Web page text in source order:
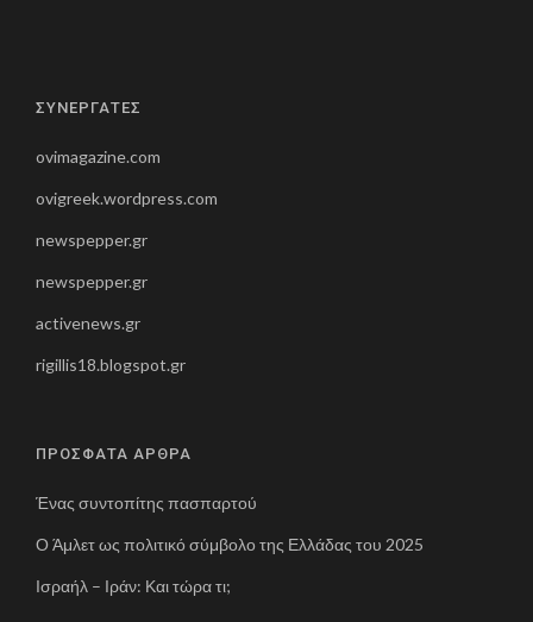
ΣΥΝΕΡΓΑΤΕΣ
ovimagazine.com
ovigreek.wordpress.com
newspepper.gr
newspepper.gr
activenews.gr
rigillis18.blogspot.gr
ΠΡΟΣΦΑΤΑ ΑΡΘΡΑ
Ένας συντοπίτης πασπαρτού
Ο Άμλετ ως πολιτικό σύμβολο της Ελλάδας του 2025
Ισραήλ – Ιράν: Και τώρα τι;